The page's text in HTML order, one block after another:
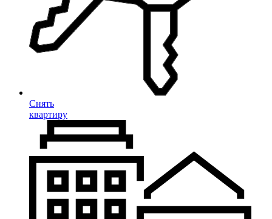
Снять
квартиру